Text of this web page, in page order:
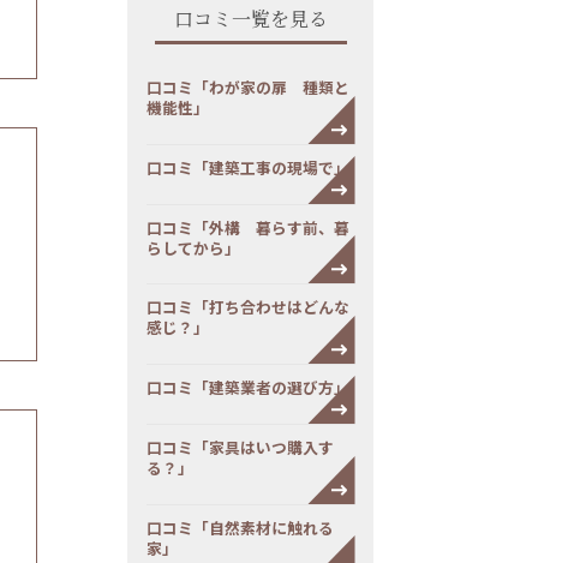
口コミ一覧を見る
口コミ「わが家の扉 種類と
機能性」
口コミ「建築工事の現場で」
口コミ「外構 暮らす前、暮
らしてから」
口コミ「打ち合わせはどんな
感じ？」
口コミ「建築業者の選び方」
口コミ「家具はいつ購入す
る？」
口コミ「自然素材に触れる
家」